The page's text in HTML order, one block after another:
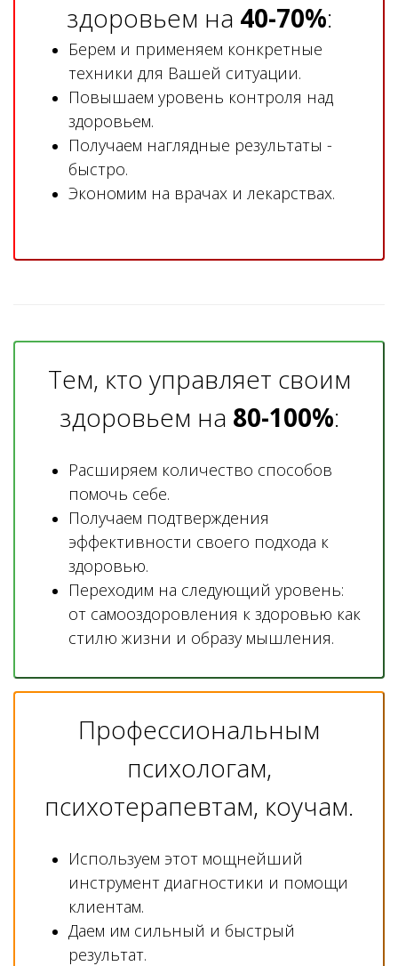
здоровьем на 40-70%:
Берем и применяем конкретные
техники для Вашей ситуации.
Повышаем уровень контроля над
здоровьем.
Получаем наглядные результаты -
быстро.
Экономим на врачах и лекарствах.
Тем, кто управляет своим
здоровьем на 80-100%:
Расширяем количество способов
помочь себе.
Получаем подтверждения
эффективности своего подхода к
здоровью.
Переходим на следующий уровень:
от самооздоровления к здоровью как
стилю жизни и образу мышления.
Профессиональным
психологам,
психотерапевтам, коучам.
Используем этот мощнейший
инструмент диагностики и помощи
клиентам.
Даем им сильный и быстрый
результат.